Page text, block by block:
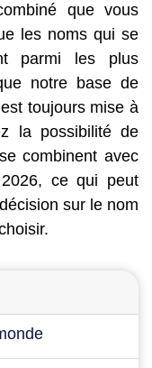
que vous
les noms qui se
parmi les plus
notre base de
toujours mise à
la possibilité de
combinent avec
ce qui peut
sur le nom